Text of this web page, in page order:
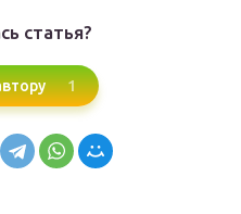
статья?
1